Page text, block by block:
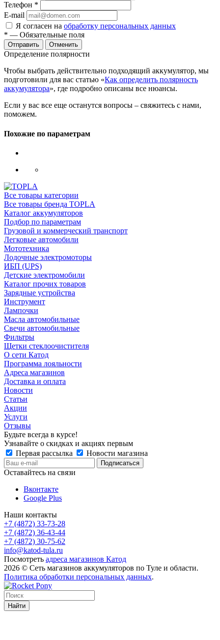
Телефон *
E-mail
Я согласен на обработку персональных данных
* — Обязательные поля
Отменить
Определение полярности
Чтобы выбрать действительно подходящий аккумулятор, мы
подготовили для вас статью «Как определить полярность
аккумулятора», где подробно описаны все нюансы.
Если у вас все еще останутся вопросы – свяжитесь с нами,
поможем.
Похожие по параметрам
Все товары категории
Все товары бренда TOPLA
Каталог аккумуляторов
Подбор по параметрам
Грузовой и коммерческий транспорт
Легковые автомобили
Мототехника
Лодочные электромоторы
ИБП (UPS)
Детские электромобили
Каталог прочих товаров
Зарядные устройства
Инструмент
Лампочки
Масла автомобильные
Свечи автомобильные
Фильтры
Щетки стеклоочистителя
О сети Катод
Программа лояльности
Адреса магазинов
Доставка и оплата
Новости
Статьи
Акции
Услуги
Отзывы
Будьте всегда в курсе!
Узнавайте о скидках и акциях первым
Первая рассылка
Новости магазина
Оставайтесь на связи
Вконтакте
Google Plus
Наши контакты
+7 (4872) 33-73-28
+7 (4872) 36-43-44
+7 (4872) 30-75-62
info@katod-tula.ru
Посмотреть адреса магазинов Катод
2026 © Сеть магазинов аккумуляторов по Туле и области.
Политика обработки персональных данных.
Найти